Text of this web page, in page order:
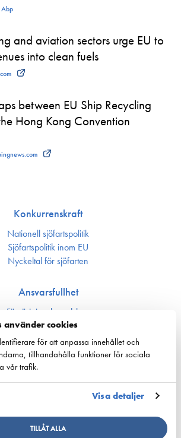
använder cookies
för att anpassa innehållet och
tillhandahålla funktioner för sociala
vår trafik.
Visa detaljer
TILLÅT ALLA
and aviation sectors urge EU to
into clean fuels
between EU Ship Recycling
Hong Kong Convention
Konkurrenskraft
Nationell sjöfartspolitik
Sjöfarts­politik inom EU
Nyckeltal för sjöfarten
Ansvarsfullhet
Försörjnings­beredskap
Miljön och klimat
Säkerhet
och kompetens
och kompetens­frågor
i Finland med i Företagsbyn
Arbetsmarknadsfrågor